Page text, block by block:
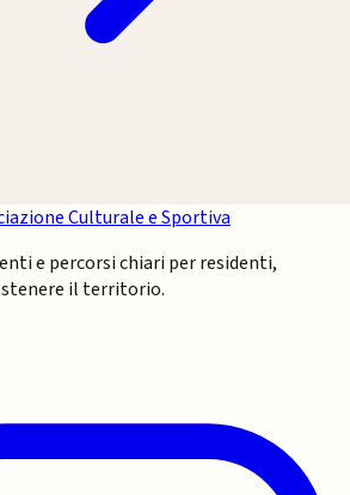
Culturale e Sportiva
e percorsi chiari per residenti,
il territorio.